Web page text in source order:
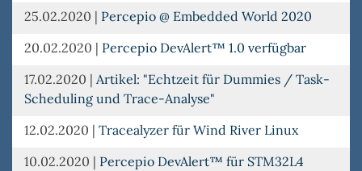
25.02.2020 | Percepio @ Embedded World 2020
20.02.2020 | Percepio DevAlert™ 1.0 verfügbar
17.02.2020 | Artikel: "Echtzeit für Dummies / Task-
Scheduling und Trace-Analyse"
12.02.2020 | Tracealyzer für Wind River Linux
10.02.2020 | Percepio DevAlert™ für STM32L4